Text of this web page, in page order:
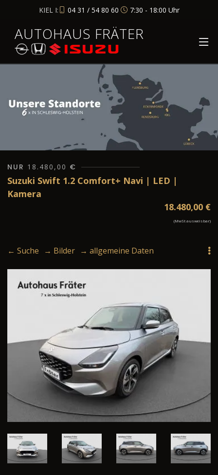
KIEL I: 04 31 / 54 80 60 7:30 - 18:00 Uhr
AUTOHAUS FRÄTER
NUR 18.480,00 €
Suzuki Swift 1.2 Comfort+ Navi | LED |
Kamera
18.480,00 €
(MwSt ausweisbar)
← Suche → Bilder → allgemeine Daten